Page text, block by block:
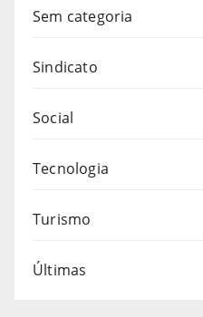
Sem categoria
Sindicato
Social
Tecnologia
Turismo
Últimas